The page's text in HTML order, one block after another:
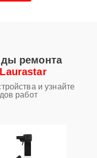
ремонта
и узнайте
работ